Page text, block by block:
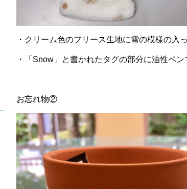
・クリーム色のフリース生地に雪の模様の入
・「Snow」と書かれたタグの部分に油性ペ
お忘れ物②